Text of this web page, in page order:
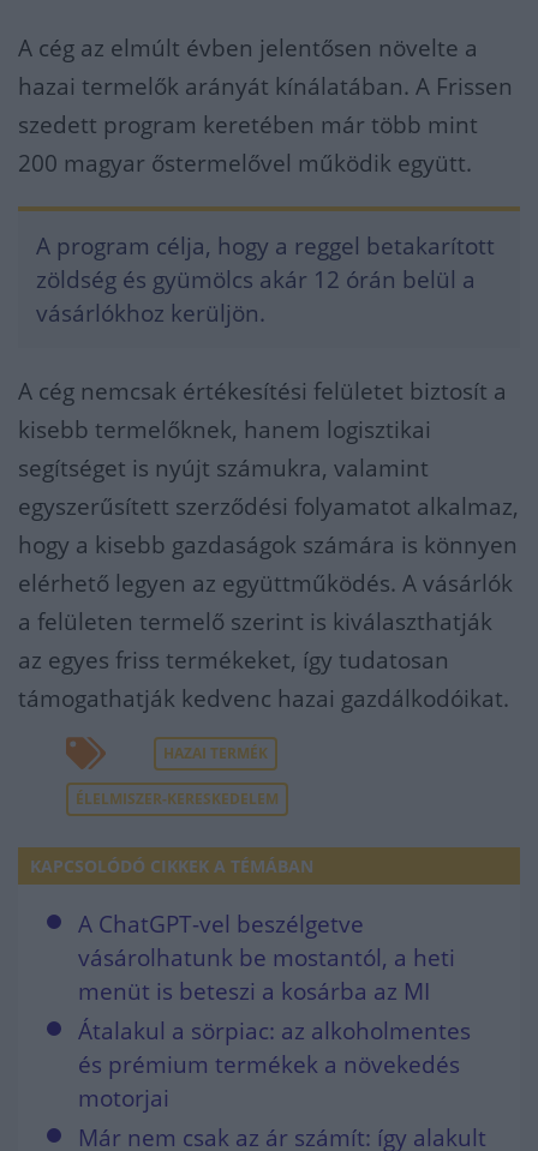
A cég az elmúlt évben jelentősen növelte a
hazai termelők arányát kínálatában. A Frissen
szedett program keretében már több mint
200 magyar őstermelővel működik együtt.
A program célja, hogy a reggel betakarított
zöldség és gyümölcs akár 12 órán belül a
vásárlókhoz kerüljön.
A cég nemcsak értékesítési felületet biztosít a
kisebb termelőknek, hanem logisztikai
segítséget is nyújt számukra, valamint
egyszerűsített szerződési folyamatot alkalmaz,
hogy a kisebb gazdaságok számára is könnyen
elérhető legyen az együttműködés. A vásárlók
a felületen termelő szerint is kiválaszthatják
az egyes friss termékeket, így tudatosan
támogathatják kedvenc hazai gazdálkodóikat.
HAZAI TERMÉK
ÉLELMISZER-KERESKEDELEM
KAPCSOLÓDÓ CIKKEK A TÉMÁBAN
A ChatGPT-vel beszélgetve
vásárolhatunk be mostantól, a heti
menüt is beteszi a kosárba az MI
Átalakul a sörpiac: az alkoholmentes
és prémium termékek a növekedés
motorjai
Már nem csak az ár számít: így alakult